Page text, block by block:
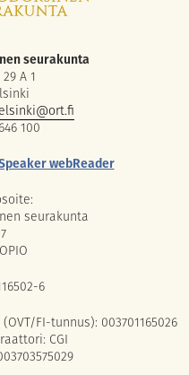
seurakunta
A 1
100
webReader
seurakunta
6
FI-tunnus): 003701165026
CGI